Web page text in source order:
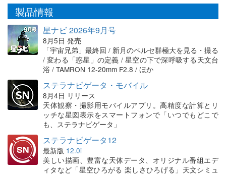
製品情報
星ナビ 2026年9月号
8月5日 発売
「宇宙兄弟」最終回 / 新月のペルセ群極大を見る・撮る
/ 変わる「惑星」の定義 / 星空の下で深呼吸する天文台
浴 / TAMRON 12-20mm F2.8 / ほか
ステラナビゲータ・モバイル
8月4日 リリース
天体観察・撮影用モバイルアプリ。高精度な計算とリ
ッチな星図表示をスマートフォンで「いつでもどこで
も、ステラナビゲータ」
ステラナビゲータ12
最新版 12.0i
美しい描画、豊富な天体データ、オリジナル番組エデ
ィタなど「星空ひろがる 楽しさひろげる」天文シミュ